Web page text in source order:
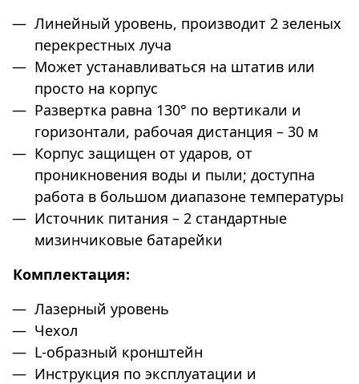
Линейный уровень, производит 2 зеленых
перекрестных луча
Может устанавливаться на штатив или
просто на корпус
Развертка равна 130° по вертикали и
горизонтали, рабочая дистанция – 30 м
Корпус защищен от ударов, от
проникновения воды и пыли; доступна
работа в большом диапазоне температуры
Источник питания – 2 стандартные
мизинчиковые батарейки
Комплектация:
Лазерный уровень
Чехол
L-образный кронштейн
Инструкция по эксплуатации и